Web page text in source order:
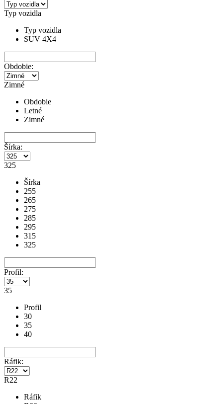
Typ vozidla
Typ vozidla
SUV 4X4
Obdobie:
Zimné
Obdobie
Letné
Zimné
Šírka:
325
Šírka
255
265
275
285
295
315
325
Profil:
35
Profil
30
35
40
Ráfik:
R22
Ráfik